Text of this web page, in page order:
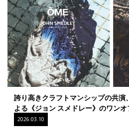
誇り高きクラフトマンシップの共演
よる《ジョン スメドレー》のワンオ
2026.03.10